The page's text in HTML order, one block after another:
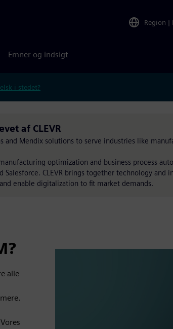
Region |
Emner og indsigt
i stedet?
af CLEVR
Mendix solutions to serve industries like
optimization and business process
CLEVR brings together technology and
enable digitalization to fit market demands.
alle